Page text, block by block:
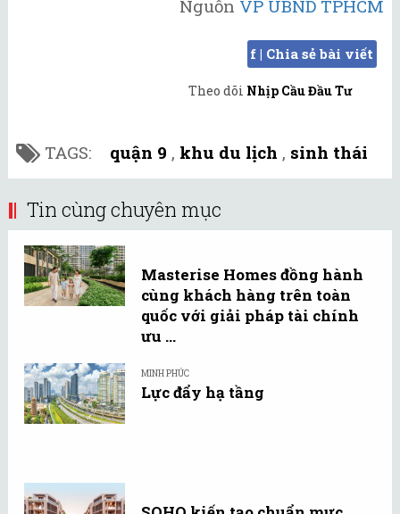
Nguồn VP UBND TPHCM
f | Chia sẻ bài viết
Theo dõi Nhịp Cầu Đầu Tư
TAGS: quận 9 , khu du lịch , sinh thái
Tin cùng chuyên mục
Masterise Homes đồng hành
cùng khách hàng trên toàn
quốc với giải pháp tài chính
ưu ...
MINH PHÚC
Lực đẩy hạ tầng